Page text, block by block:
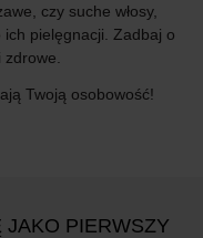
czy suche włosy,
pielęgnacji. Zadbaj o
Twoją osobowość!
JAKO PIERWSZY